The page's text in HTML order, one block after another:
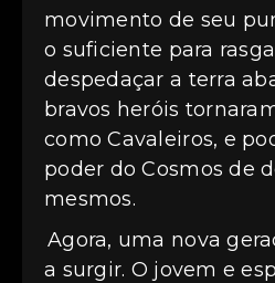
movimento de seu
o suficiente para
despedaçar a terra
bravos heróis
como Cavaleiros, e
poder do Cosmos de
mesmos.
Agora, uma nova
a surgir. O jovem e